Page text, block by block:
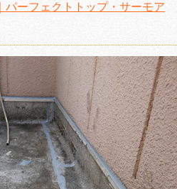
パーフェクトトップ・サーモア